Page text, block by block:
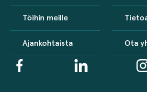
Töihin meille
Ajankohtaista Ota